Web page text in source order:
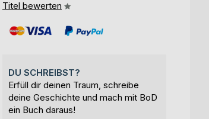
Titel bewerten
DU SCHREIBST?
Erfüll dir deinen Traum, schreibe
deine Geschichte und mach mit BoD
ein Buch daraus!